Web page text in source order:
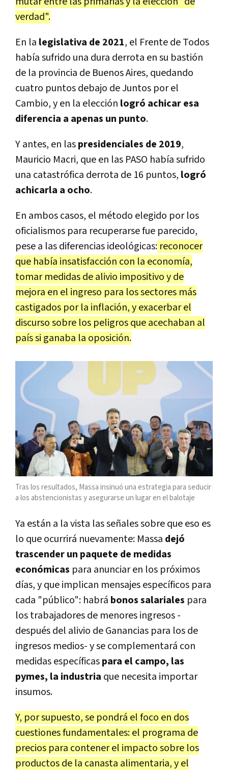
verdad".
En la legislativa de 2021, el Frente de Todos
había sufrido una dura derrota en su bastión
de la provincia de Buenos Aires, quedando
cuatro puntos debajo de Juntos por el
Cambio, y en la elección logró achicar esa
diferencia a apenas un punto.
Y antes, en laspresidenciales de 2019,
Mauricio Macri, que en las PASO había sufrido
una catastrófica derrota de 16 puntos, logró
achicarla a ocho.
En ambos casos, el método elegido por los
oficialismos para recuperarse fue parecido,
pese a las diferencias ideológicas: reconocer
que había insatisfacción con la economía,
tomar medidas de alivio impositivo y de
mejora en el ingreso para los sectores más
castigados por la inflación, y exacerbar el
discurso sobre los peligros que acechaban al
país si ganaba la oposición.
Tras los resultados, Massa insinuó una estrategia para seducir
a los abstencionistas y asegurarse un lugar en el balotaje
Ya están a la vista las señales sobre que eso es
lo que ocurrirá nuevamente: Massa dejó
trascender un paquete de medidas
económicas para anunciar en los próximos
días, y que implican mensajes específicos para
cada "público": habrá bonos salariales para
los trabajadores de menores ingresos -
después del alivio de Ganancias para los de
ingresos medios- y se complementará con
medidas específicaspara el campo, las
pymes, la industria que necesita importar
insumos.
Y, por supuesto, se pondrá el foco en dos
cuestiones fundamentales: el programa de
precios para contener el impacto sobre los
productos de la canasta alimentaria, y el